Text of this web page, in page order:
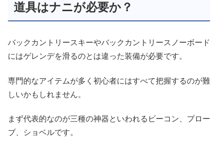
道具はナニが必要か？
バックカントリースキーやバックカントリースノーボード
にはゲレンデを滑るのとは違った装備が必要です。
専門的なアイテムが多く初心者にはすべて把握するのが難
しいかもしれません。
まず代表的なのが三種の神器といわれるビーコン、プロー
ブ、ショベルです。